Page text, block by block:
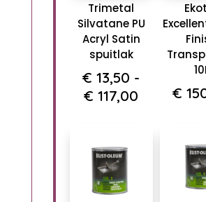
Trimetal
Silvatane PU
Acryl Satin
spuitlak
€ 13,50 -
€ 117,00
€ 117,00
€